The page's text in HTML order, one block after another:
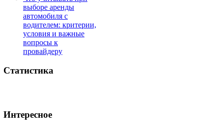
выборе аренды
автомобиля с
водителем: критерии,
условия и важные
вопросы к
провайдеру
Статистика
Интересное